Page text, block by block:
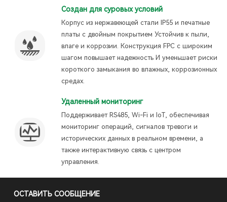
Создан для суровых условий
Корпус из нержавеющей стали IP55 и печатные
платы с двойным покрытием Устойчив к пыли,
влаге и коррозии. Конструкция FPC с широким
шагом повышает надежность И уменьшает риски
короткого замыкания во влажных, коррозионных
средах.
Удаленный мониторинг
Поддерживает RS485, Wi-Fi и IoT, обеспечивая
мониторинг операций, сигналов тревоги и
исторических данных в реальном времени, а
также интерактивную связь с центром
управления.
ОСТАВИТЬ СООБЩЕНИЕ